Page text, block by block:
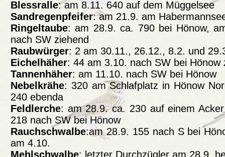
Blessralle: am 8.11. 640 auf dem Müggelsee
Sandregenpfeifer: am 21.9. am
Ringeltaube: am 28.9. ca. 790 bei Hönow,
nach SW ziehend
Raubwürger: 2 am 30.11., 26.12., 8.2. und
Eichelhäher: 44 am 3.10. nach SW bei Hönow
Tannenhäher: am 11.10. nach SW bei Hönow
Nebelkrähe: 320 am Schlafplatz in Hönow
240 ebenda
Feldlerche: am 28.9. ca. 230 auf einem
218 nach SW bei Hönow
Rauchschwalbe:am 28.9. 155 nach S bei
am 4.10.
Mehlschwalbe: letzter Durchzügler am 28.9.